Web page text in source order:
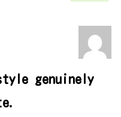
genuinely